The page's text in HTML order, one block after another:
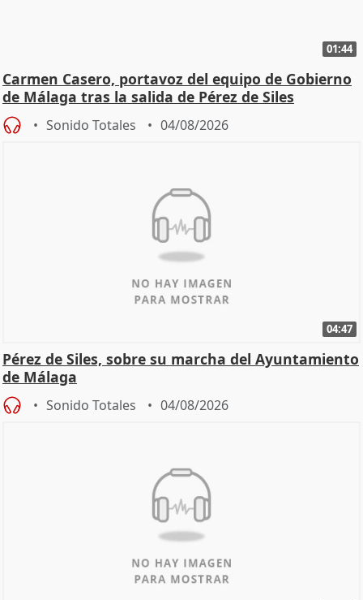
01:44
Carmen Casero, portavoz del equipo de Gobierno
de Málaga tras la salida de Pérez de Siles
Sonido Totales 04/08/2026
04:47
Pérez de Siles, sobre su marcha del Ayuntamiento
de Málaga
Sonido Totales 04/08/2026